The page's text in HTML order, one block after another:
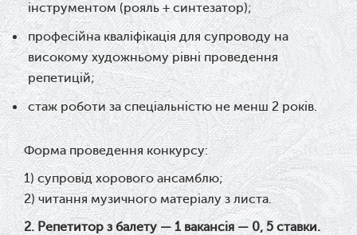
інструментом (рояль + синтезатор);
професійна кваліфікація для супроводу на
високому художньому рівні проведення
репетицій;
стаж роботи за спеціальністю не менш 2 років.
Форма проведення конкурсу:
1) супровід хорового ансамблю;
2) читання музичного матеріалу з листа.
2. Репетитор з балету— 1 вакансія — 0, 5 ставки.